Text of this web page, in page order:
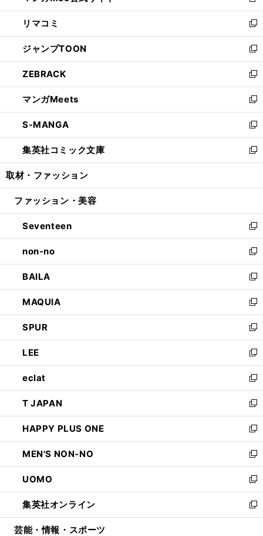
ウ
で
開
く
ン
ド
ウ
で
開
く
ウ
ィ
ン
ド
ウ
で
開
く
し
い
ウ
ィ
ン
ド
ウ
で
開
く
リマコミ
新
し
い
ウ
ィ
ン
ド
ウ
で
開
く
ジャンプTOON
新
し
い
ウ
ィ
ン
ド
ウ
で
開
ZEBRACK
新
し
い
ウ
ィ
ン
ド
ウ
開
マンガMeets
新
し
い
ウ
ィ
ン
ウ
開
く
S-MANGA
新
し
い
ウ
ン
ウ
で
開
く
集英社コミック文庫
新
し
ウ
ン
ド
ウ
で
開
く
取材・ファッション
ファッション・美容
Seventeen
新
し
い
ウ
ィ
ン
ド
ウ
で
開
く
non-no
新
し
い
ウ
ィ
ン
ド
ウ
で
開
く
BAILA
新
し
い
ウ
ィ
ン
ド
ウ
で
開
く
MAQUIA
新
し
い
ウ
ィ
ン
ド
ウ
で
開
く
SPUR
新
し
い
ウ
ィ
ン
ド
ウ
で
開
く
LEE
新
し
い
ウ
ィ
ン
ド
ウ
で
開
く
eclat
新
し
い
ウ
ィ
ン
ド
ウ
で
開
く
T JAPAN
新
し
い
ウ
ィ
ン
ド
ウ
で
開
HAPPY PLUS ONE
新
し
い
ウ
ィ
ン
ド
ウ
MEN'S NON-NO
新
し
い
ウ
ィ
ン
UOMO
新
し
い
ウ
集英社オンライン
新
し
芸能・情報・スポーツ